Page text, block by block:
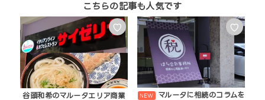
♡
谷頭和希のマルータエリア商業
♡
マルータに相続のコラムを